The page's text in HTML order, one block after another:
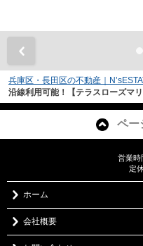
兵庫区・長田区の不動産｜
沿線利用可能！【テラスローズマリ
ペー
営業時
定
ホーム
会社概要